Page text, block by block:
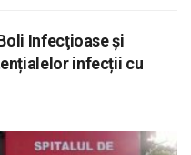
Infecţioase şi
infecții cu